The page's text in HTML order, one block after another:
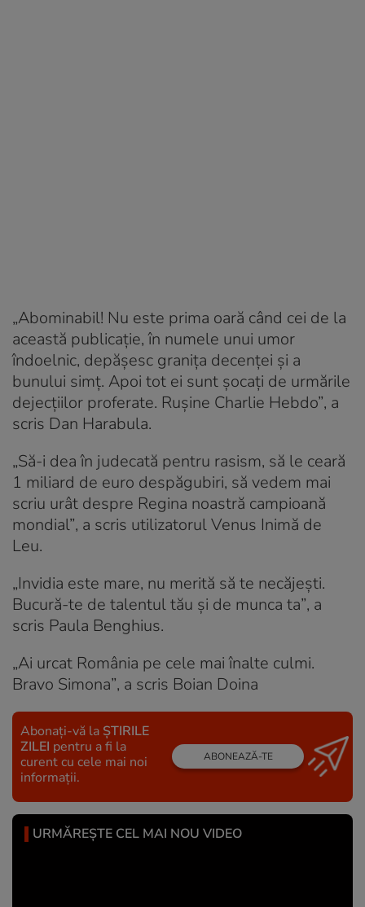
„Abominabil! Nu este prima oară când cei de la
această publicație, în numele unui umor
îndoelnic, depășesc granița decenței și a
bunului simț. Apoi tot ei sunt șocați de urmările
dejecțiilor proferate. Rușine Charlie Hebdo”, a
scris Dan Harabula.
„Să-i dea în judecată pentru rasism, să le ceară
1 miliard de euro despăgubiri, să vedem mai
scriu urât despre Regina noastră campioană
mondial”, a scris utilizatorul Venus Inimă de
Leu.
„Invidia este mare, nu merită să te necăjești.
Bucură-te de talentul tău și de munca ta”, a
scris Paula Benghius.
„Ai urcat România pe cele mai înalte culmi.
Bravo Simona”, a scris Boian Doina
Abonați-vă la ȘTIRILE
ZILEI pentru a fi la
curent cu cele mai noi
informații.
ABONEAZĂ-TE
URMĂREȘTE CEL MAI NOU VIDEO